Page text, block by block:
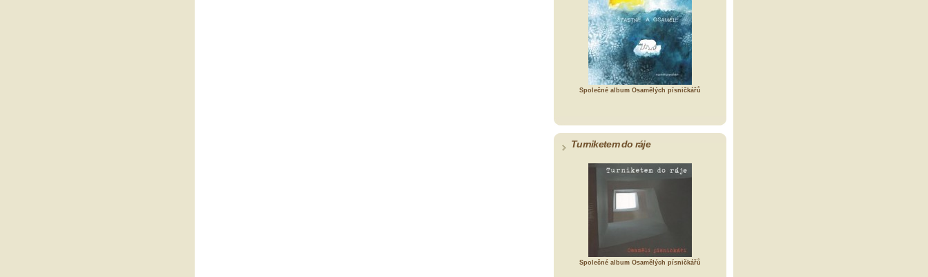
Společné album Osamělých písničkářů
Turniketem do ráje
Společné album Osamělých písničkářů